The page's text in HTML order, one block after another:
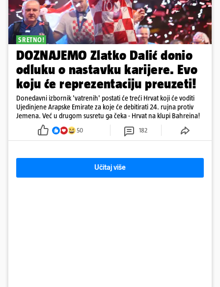
SRETNO!
DOZNAJEMO Zlatko Dalić donio
odluku o nastavku karijere. Evo
koju će reprezentaciju preuzeti!
Donedavni izbornik 'vatrenih' postati će treći Hrvat koji će voditi
Ujedinjene Arapske Emirate za koje će debitirati 24. rujna protiv
Jemena. Već u drugom susretu ga čeka - Hrvat na klupi Bahreina!
50 182
Učitaj više